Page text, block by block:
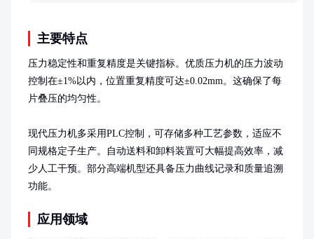
主要特点
压力稳定性和重复精度是关键指标。优质压力机的压力波动
控制在±1%以内，位置重复精度可达±0.02mm。这确保了每
片叠压的均匀性。
现代压力机多采用PLC控制，可存储多种工艺参数，适应不
同规格定子生产。自动送料和卸料装置可大幅提高效率，减
少人工干预。部分高端机型还具备压力曲线记录和质量追溯
功能。
应用领域